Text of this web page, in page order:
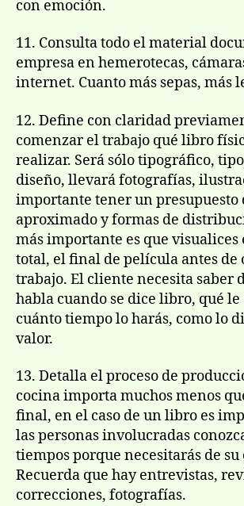
con emoción.
11. Consulta todo el material
empresa en hemerotecas,
internet. Cuanto más sepas, más
12. Define con claridad
comenzar el trabajo qué libro
realizar. Será sólo tipográfico,
diseño, llevará fotografías,
importante tener un presupuesto
aproximado y formas de
más importante es que visualices
total, el final de película antes de
trabajo. El cliente necesita saber
habla cuando se dice libro, qué
cuánto tiempo lo harás, como lo
valor.
13. Detalla el proceso de
cocina importa muchos menos
final, en el caso de un libro es
las personas involucradas
tiempos porque necesitarás de
Recuerda que hay entrevistas,
correcciones, fotografías.